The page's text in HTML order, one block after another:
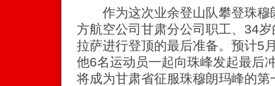
作为这次业余登山队攀登珠穆
方航空公司甘肃分公司职工、34
拉萨进行登顶的最后准备。预计5
他6名运动员一起向珠峰发起最后
将成为甘肃省征服珠穆朗玛峰的